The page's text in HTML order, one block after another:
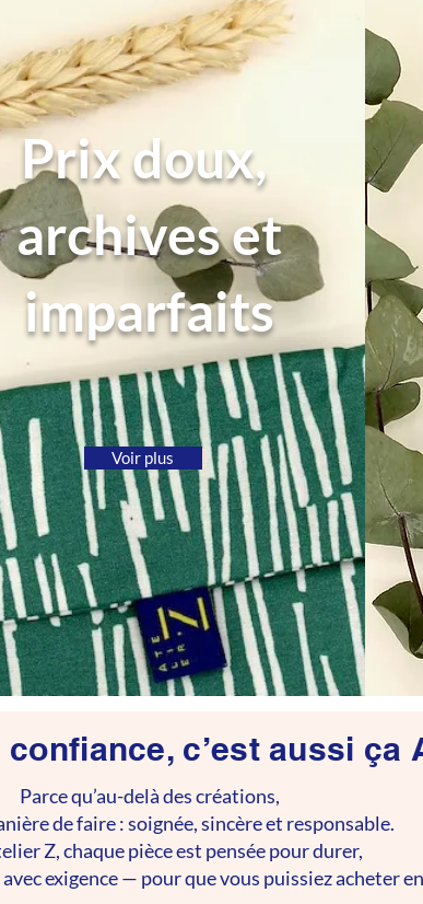
Prix doux,
archives et
imparfaits
Voir plus
c’est aussi ça
Parce qu’au-delà des créations,
de faire : soignée, sincère et responsable.
Z, chaque pièce est pensée pour durer,
exigence — pour que vous puissiez acheter